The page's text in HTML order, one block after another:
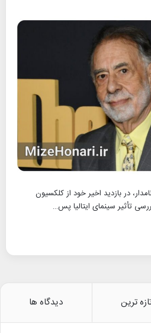
در بازدید اخیر خود از کلکسیون
ترین دیدگاه ها